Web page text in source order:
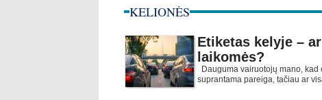
KELIONĖS
Etiketas kelyje –
laikomės?
Dauguma vairuotojų mano,
suprantama pareiga, tačiau ar